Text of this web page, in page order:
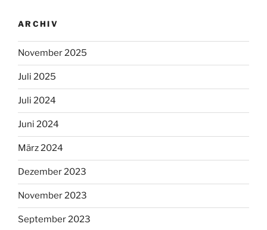
ARCHIV
November 2025
Juli 2025
Juli 2024
Juni 2024
März 2024
Dezember 2023
November 2023
September 2023